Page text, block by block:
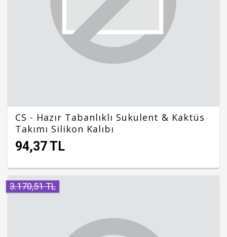
CS - Hazır Tabanlıklı Sukulent & Kaktüs
Takımı Silikon Kalıbı
94,37 TL
3.170,51 TL